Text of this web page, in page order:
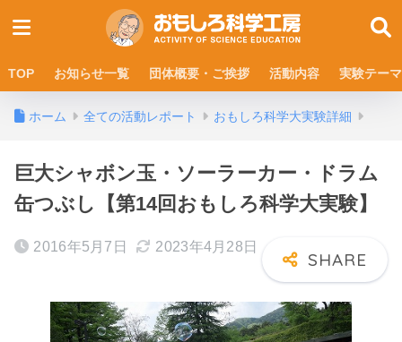
TOP お知らせ一覧 団体概要・ご挨拶 活動内容 実験テーマ
ホーム 全ての活動レポート おもしろ科学大実験詳細
巨大シャボン玉・ソーラーカー・ドラム
缶つぶし【第14回おもしろ科学大実験】
2016年5月7日 2023年4月28日